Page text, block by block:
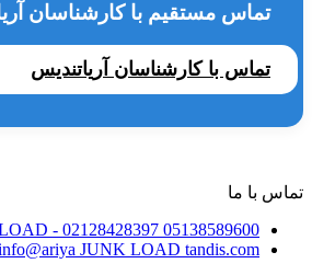
تماس مستقیم با کارشناسان
تماس با کارشناسان آریاتندیس
تماس با ما
05138589600
- 02128428397
JUNK LOAD tandis.com